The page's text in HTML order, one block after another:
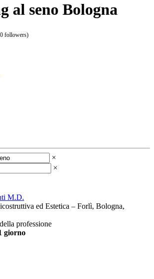
al seno Bologna
followers)
×
×
M.D.
ed Estetica – Forlì, Bologna,
professione
giorno